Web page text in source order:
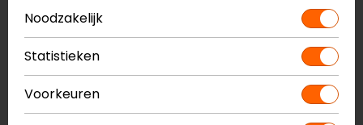
Meer informatie nodig?
Heb je meer informatie nodig over dit product?
Neem dancontactmet ons op of kom langs in één
vanonze winkels
in Breda, Capelle aan den IJssel,
Eindhoven, Vianen of Apeldoorn. In de winkels kun je
Noodzakelijk
Statistieken
Voorkeuren